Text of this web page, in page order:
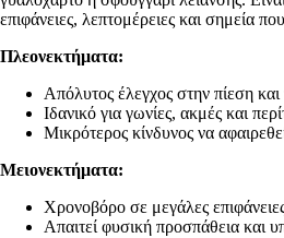
επιφάνειες, λεπτομέρειες και σημεία
Πλεονεκτήματα:
Απόλυτος έλεγχος στην πίεση
Ιδανικό για γωνίες, ακμές και
Μικρότερος κίνδυνος να
Μειονεκτήματα:
Χρονοβόρο σε μεγάλες
Απαιτεί φυσική προσπάθεια και